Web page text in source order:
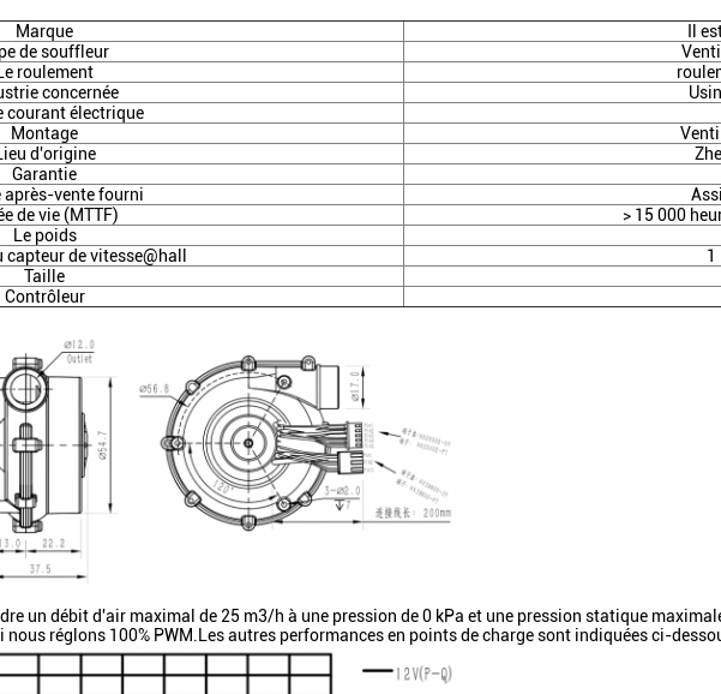
Marque
Il
de souffleur
Le roulement
concernée
courant électrique
Montage
d'origine
Garantie
après-vente fourni
de vie (MTTF)
> 15 000
Le poids
capteur de vitesse@hall
1
Taille
Contrôleur
un débit d'air maximal de 25 m3/h à une pression de 0 kPa et une pression statique
réglons 100% PWM.Les autres performances en points de charge sont indiquées ci-